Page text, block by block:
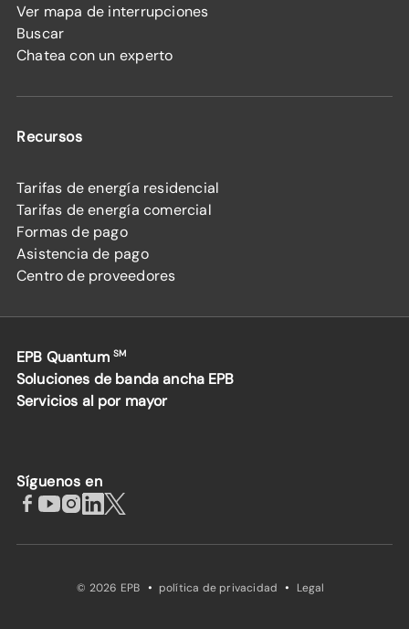
Ver mapa de interrupciones
Buscar
Chatea con un experto
Recursos
Tarifas de energía residencial
Tarifas de energía comercial
Formas de pago
Asistencia de pago
Centro de proveedores
EPB Quantum SM
Soluciones de banda ancha EPB
Servicios al por mayor
Síguenos en
© 2026 EPB · política de privacidad · Legal